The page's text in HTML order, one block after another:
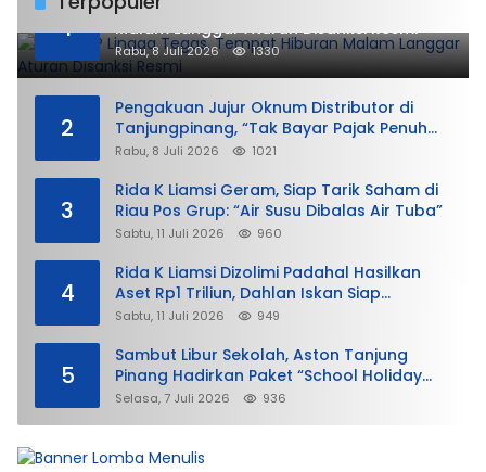
1
DPMPTSP Lingga Tegas, Tempat Hiburan
Malam Langgar Aturan Disanksi Resmi
Rabu, 8 Juli 2026 1330
2
Pengakuan Jujur Oknum Distributor di
Tanjungpinang, “Tak Bayar Pajak Penuh
demi Untung”
Rabu, 8 Juli 2026 1021
3
Rida K Liamsi Geram, Siap Tarik Saham di
Riau Pos Grup: “Air Susu Dibalas Air Tuba”
Sabtu, 11 Juli 2026 960
4
Rida K Liamsi Dizolimi Padahal Hasilkan
Aset Rp1 Triliun, Dahlan Iskan Siap
Membela
Sabtu, 11 Juli 2026 949
5
Sambut Libur Sekolah, Aston Tanjung
Pinang Hadirkan Paket “School Holiday
Getaway”
Selasa, 7 Juli 2026 936